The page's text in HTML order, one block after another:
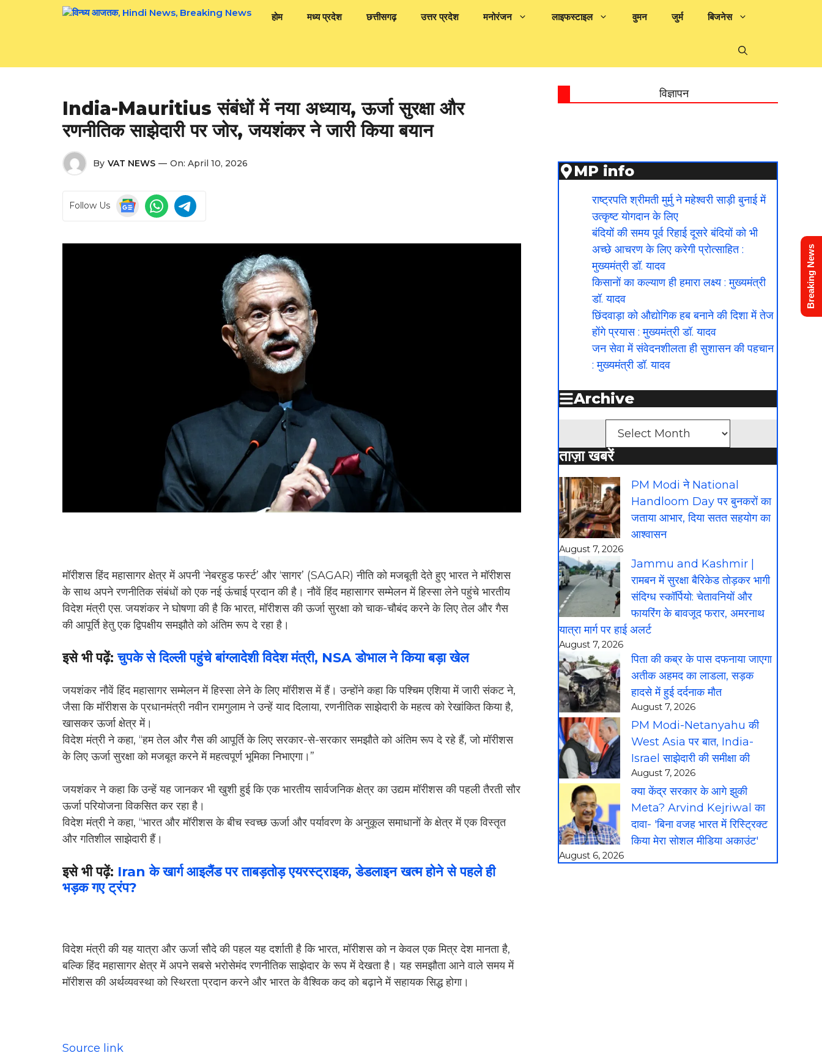
होम मध्य प्रदेश छत्तीसगढ़ उत्तर प्रदेश मनोरंजन लाइफस्टाइल वुमन जुर्म बिजनेस
India-Mauritius संबंधों में नया अध्याय, ऊर्जा सुरक्षा और
रणनीतिक साझेदारी पर जोर, जयशंकर ने जारी किया बयान
By VAT NEWS — On: April 10, 2026
Follow Us
मॉरीशस हिंद महासागर क्षेत्र में अपनी ‘नेबरहुड फर्स्ट’ और ‘सागर’ (SAGAR) नीति को मजबूती देते हुए भारत ने मॉरीशस
के साथ अपने रणनीतिक संबंधों को एक नई ऊंचाई प्रदान की है। नौवें हिंद महासागर सम्मेलन में हिस्सा लेने पहुंचे भारतीय
विदेश मंत्री एस. जयशंकर ने घोषणा की है कि भारत, मॉरीशस की ऊर्जा सुरक्षा को चाक-चौबंद करने के लिए तेल और गैस
की आपूर्ति हेतु एक द्विपक्षीय समझौते को अंतिम रूप दे रहा है।
इसे भी पढ़ें:चुपके से दिल्ली पहुंचे बांग्लादेशी विदेश मंत्री, NSA डोभाल ने किया बड़ा खेल
जयशंकर नौवें हिंद महासागर सम्मेलन में हिस्सा लेने के लिए मॉरीशस में हैं। उन्होंने कहा कि पश्चिम एशिया में जारी संकट ने,
जैसा कि मॉरीशस के प्रधानमंत्री नवीन रामगुलाम ने उन्हें याद दिलाया, रणनीतिक साझेदारी के महत्व को रेखांकित किया है,
खासकर ऊर्जा क्षेत्र में।
विदेश मंत्री ने कहा, “हम तेल और गैस की आपूर्ति के लिए सरकार-से-सरकार समझौते को अंतिम रूप दे रहे हैं, जो मॉरीशस
के लिए ऊर्जा सुरक्षा को मजबूत करने में महत्वपूर्ण भूमिका निभाएगा।”
जयशंकर ने कहा कि उन्हें यह जानकर भी खुशी हुई कि एक भारतीय सार्वजनिक क्षेत्र का उद्यम मॉरीशस की पहली तैरती सौर
ऊर्जा परियोजना विकसित कर रहा है।
विदेश मंत्री ने कहा, “भारत और मॉरीशस के बीच स्वच्छ ऊर्जा और पर्यावरण के अनुकूल समाधानों के क्षेत्र में एक विस्तृत
और गतिशील साझेदारी हैं।
इसे भी पढ़ें: Iran के खार्ग आइलैंड पर ताबड़तोड़ एयरस्ट्राइक, डेडलाइन खत्म होने से पहले ही
भड़क गए ट्रंप?
विदेश मंत्री की यह यात्रा और ऊर्जा सौदे की पहल यह दर्शाती है कि भारत, मॉरीशस को न केवल एक मित्र देश मानता है,
बल्कि हिंद महासागर क्षेत्र में अपने सबसे भरोसेमंद रणनीतिक साझेदार के रूप में देखता है। यह समझौता आने वाले समय में
मॉरीशस की अर्थव्यवस्था को स्थिरता प्रदान करने और भारत के वैश्विक कद को बढ़ाने में सहायक सिद्ध होगा।
Source link
विज्ञापन
MP info
राष्ट्रपति श्रीमती मुर्मु ने महेश्वरी साड़ी बुनाई में
उत्कृष्ट योगदान के लिए
बंदियों की समय पूर्व रिहाई दूसरे बंदियों को भी
अच्छे आचरण के लिए करेगी प्रोत्साहित :
मुख्यमंत्री डॉ. यादव
किसानों का कल्याण ही हमारा लक्ष्य : मुख्यमंत्री
डॉ. यादव
छिंदवाड़ा को औद्योगिक हब बनाने की दिशा में तेज
होंगे प्रयास : मुख्यमंत्री डॉ. यादव
जन सेवा में संवेदनशीलता ही सुशासन की पहचान
: मुख्यमंत्री डॉ. यादव
Archive
ताज़ा खबरें
PM Modi ने National
Handloom Day पर बुनकरों का
जताया आभार, दिया सतत सहयोग का
आश्वासन
August 7, 2026
Jammu and Kashmir |
रामबन में सुरक्षा बैरिकेड तोड़कर भागी
संदिग्ध स्कॉर्पियो: चेतावनियों और
फायरिंग के बावजूद फरार, अमरनाथ
यात्रा मार्ग पर हाई अलर्ट
August 7, 2026
पिता की कब्र के पास दफनाया जाएगा
अतीक अहमद का लाडला, सड़क
हादसे में हुई दर्दनाक मौत
August 7, 2026
PM Modi-Netanyahu की
West Asia पर बात, India-
Israel साझेदारी की समीक्षा की
August 7, 2026
क्या केंद्र सरकार के आगे झुकी
Meta? Arvind Kejriwal का
दावा- 'बिना वजह भारत में रिस्ट्रिक्ट
किया मेरा सोशल मीडिया अकाउंट'
August 6, 2026
Breaking News